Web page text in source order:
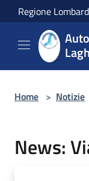
Salta al contenuto
Regione
Home > Notizie
News: